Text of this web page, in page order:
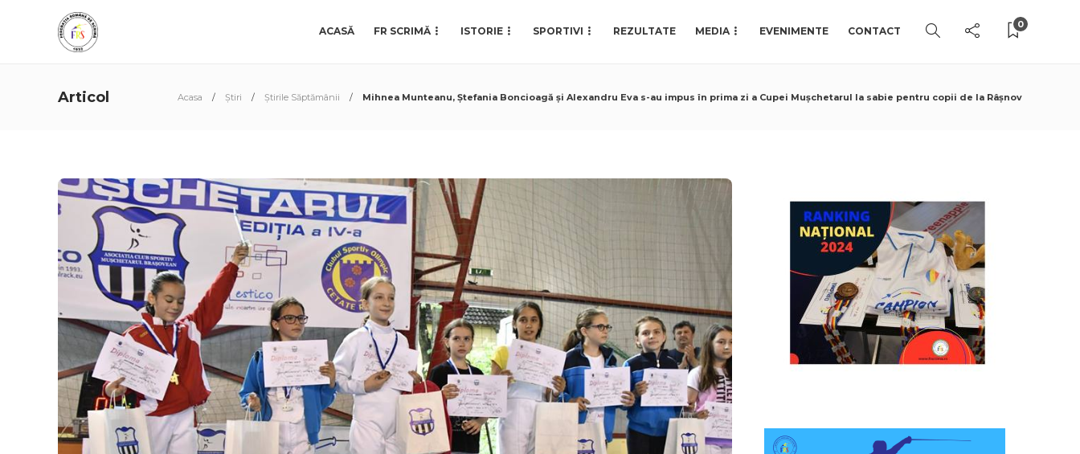
ACASĂ FR SCRIMĂ ISTORIE SPORTIVI REZULTATE MEDIA EVENIMENTE CONTACT
0
Articol Acasa Știri Știrile Săptămânii Mihnea Munteanu, Ștefania Boncioagă și Alexandru Eva s-au impus în prima zi a Cupei Mușchetarul la sabie pentru copii de la Râșnov